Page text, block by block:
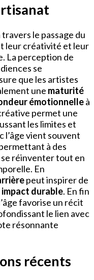
le passage du
leur créativité et leur
La perception de
se
que les artistes
une maturité
émotionnelleà
permet une
les limites et
l’âge vient souvent
à des
réinventer tout en
En
peut inspirer de
impact durable. En fin
favorise un récit
le lien avec
résonnante
récents